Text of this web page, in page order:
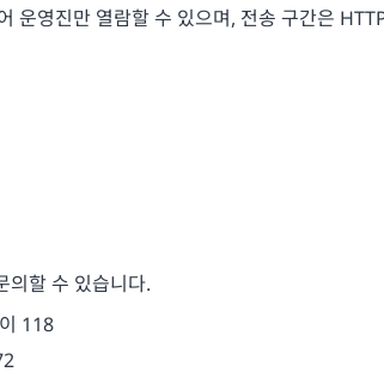
운영진만 열람할 수 있으며, 전송 구간은
의할 수 있습니다.
118